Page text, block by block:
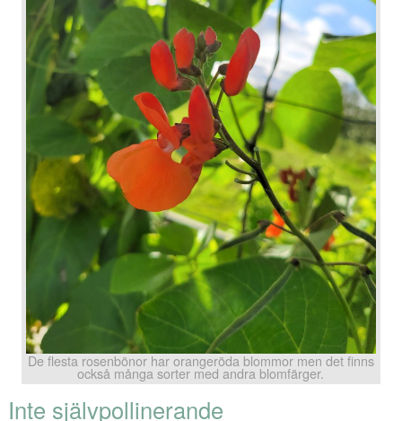
De flesta rosenbönor har orangeröda blommor men det finns
också många sorter med andra blomfärger.
Inte självpollinerande